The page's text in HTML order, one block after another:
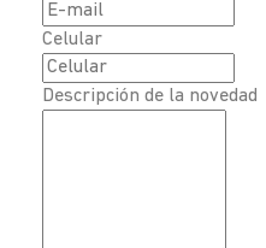
Celular
Descripción de la novedad